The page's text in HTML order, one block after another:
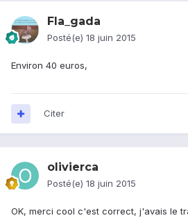
Fla_gada
Posté(e) 18 juin 2015
Environ 40 euros,
Citer
olivierca
Posté(e) 18 juin 2015
OK, merci cool c'est correct, j'avais le